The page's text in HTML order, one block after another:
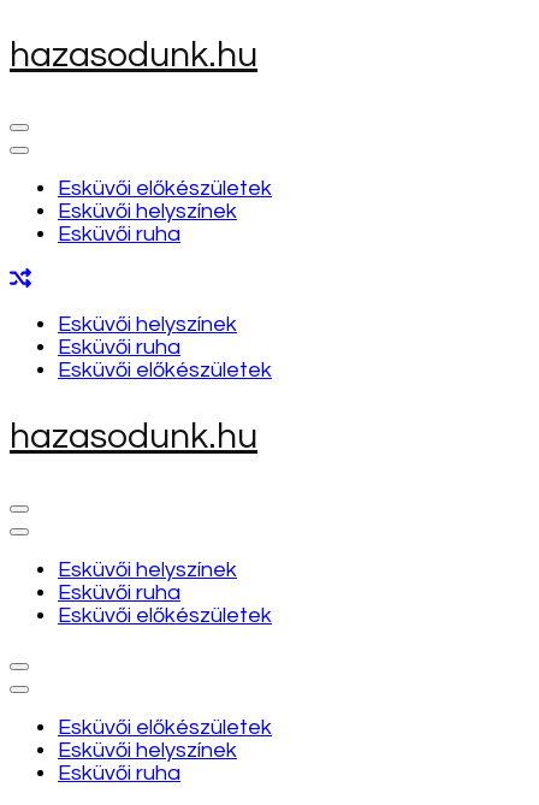
Skip
to
Enter)
hazasodunk.hu
Esküvői előkészületek
Esküvői helyszínek
Esküvői ruha
Esküvői helyszínek
Esküvői ruha
Esküvői előkészületek
hazasodunk.hu
Esküvői helyszínek
Esküvői ruha
Esküvői előkészületek
Esküvői előkészületek
Esküvői helyszínek
Esküvői ruha